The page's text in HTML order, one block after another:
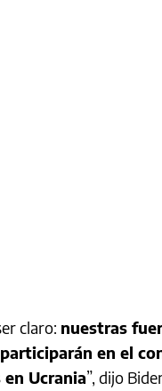
claro: nuestras
en el
Ucrania”, dijo